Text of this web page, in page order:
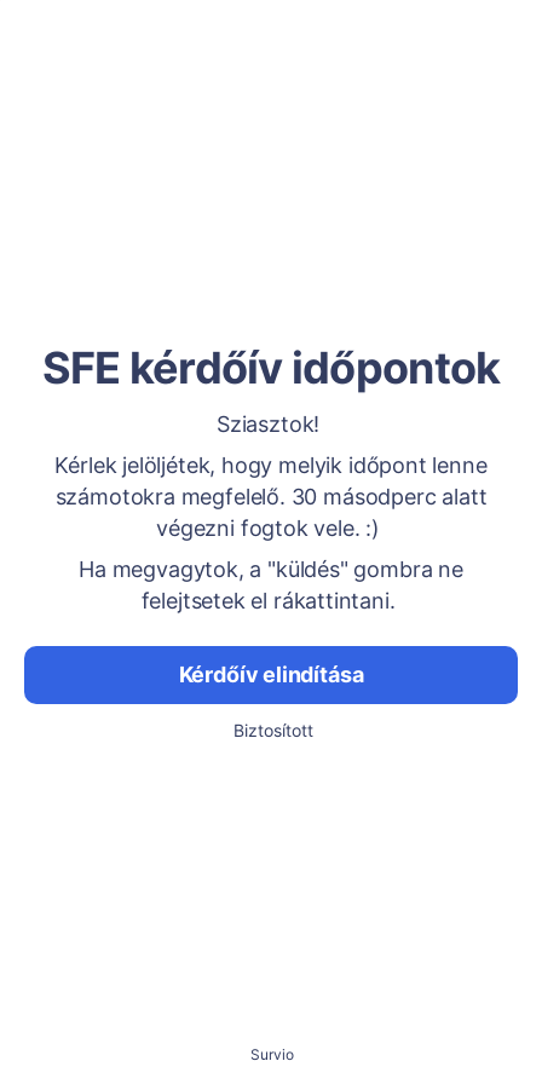
SFE kérdőív időpontok
Sziasztok!
Kérlek jelöljétek, hogy melyik időpont lenne
számotokra megfelelő. 30 másodperc alatt
végezni fogtok vele. :)
Ha megvagytok, a "küldés" gombra ne
felejtsetek el rákattintani.
Kérdőív elindítása
Biztosított
Survio